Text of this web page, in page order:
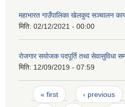
महाभारत गाउँपालिका खेलकुद सञ्चालन
मिति: 02/12/2021 - 00:00
राेजगार स‌याेजक पदपूर्ति तथा सेवासुविधा
मिति: 12/09/2019 - 07:59
Pages
« first ‹ previous